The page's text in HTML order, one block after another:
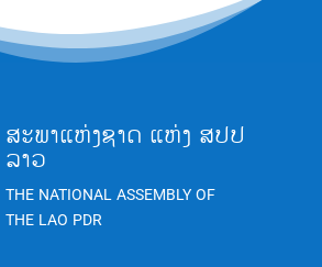
ສະພາແຫ່ງຊາດ ແຫ່ງ ສປປ
ລາວ
THE NATIONAL ASSEMBLY OF
THE LAO PDR